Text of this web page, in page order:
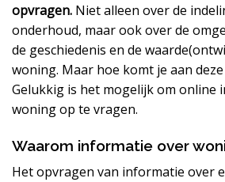
opvragen. Niet alleen over de
onderhoud, maar ook over de
de geschiedenis en de
woning. Maar hoe komt je aan
Gelukkig is het mogelijk om online
woning op te vragen.
Waarom informatie over
Het opvragen van informatie over